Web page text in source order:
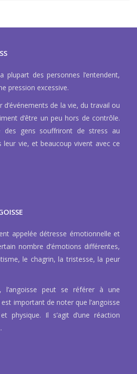
plupart des personnes l’entendent,
pression excessive.
d’événements de la vie, du travail ou
d’être un peu hors de contrôle.
des gens souffriront de stress au
vie, et beaucoup vivent avec ce
appelée détresse émotionnelle et
nombre d’émotions différentes,
le chagrin, la tristesse, la peur
l’angoisse peut se référer à une
important de noter que l’angoisse
physique. Il s’agit d’une réaction